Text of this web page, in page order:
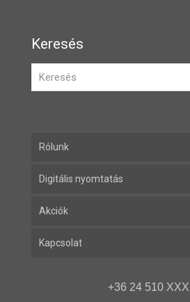
Keresés
Rólunk
Digitális nyomtatás
Akciók
Kapcsolat
+36 24 510